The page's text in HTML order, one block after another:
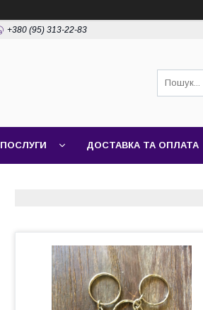
+380 (95) 313-22-83
ПОСЛУГИ ДОСТАВКА ТА ОПЛАТА